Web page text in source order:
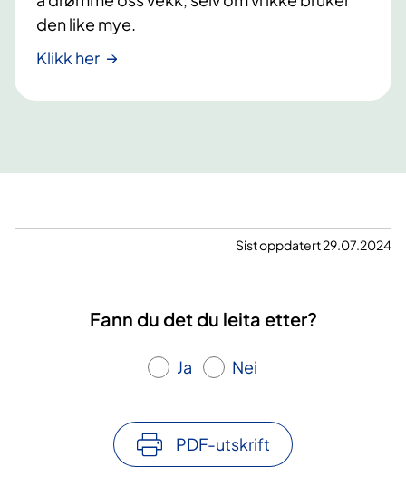
den like mye.
Klikk her
Sist oppdatert 29.07.2024
Fann du det du leita etter?
Ja Nei
PDF-utskrift